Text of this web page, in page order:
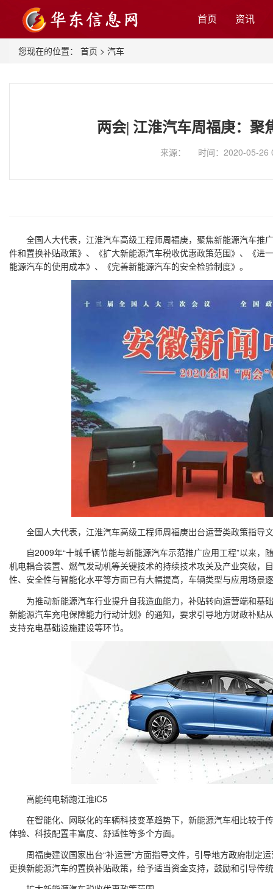
首页 资讯
您现在的位置： 首页 > 汽车
两会| 江淮汽车周福庚：聚
来源： 时间：2020-05-
全国人大代表，江淮汽车高级工程师周福庚，聚焦新能源汽车推
件和置换补贴政策》、《扩大新能源汽车税收优惠政策范围》、《进
能源汽车的使用成本》、《完善新能源汽车的安全检验制度》。
全国人大代表，江淮汽车高级工程师周福庚出台运营类政策指导
自2009年“十城千辆节能与新能源汽车示范推广应用工程”以来，
机电耦合装置、燃气发动机等关键技术的持续技术攻关及产业突破，
性、安全性与智能化水平等方面已有大幅提高，车辆类型与应用场景
为推动新能源汽车行业提升自我造血能力，补贴转向运营端和基
新能源汽车充电保障能力行动计划》的通知，要求引导地方财政补贴
支持充电基础设施建设等环节。
高能纯电轿跑江淮iC5
在智能化、网联化的车辆科技变革趋势下，新能源汽车相比较于
体验、科技配置丰富度、舒适性等多个方面。
周福庚建议国家出台“补运营”方面指导文件，引导地方政府制定
更换新能源汽车的置换补贴政策，给予适当资金支持，鼓励和引导传